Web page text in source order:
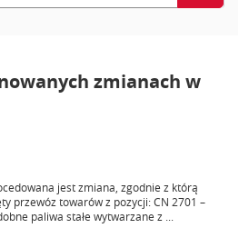
zmianach w
jest zmiana, zgodnie z którą
przewóz towarów z pozycji: CN 2701 –
paliwa stałe wytwarzane z ...